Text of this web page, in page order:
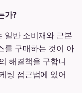
가?
일반 소비재와 근본
를 구매하는 것이 아
해결책을 구합니
팅 접근법에 있어